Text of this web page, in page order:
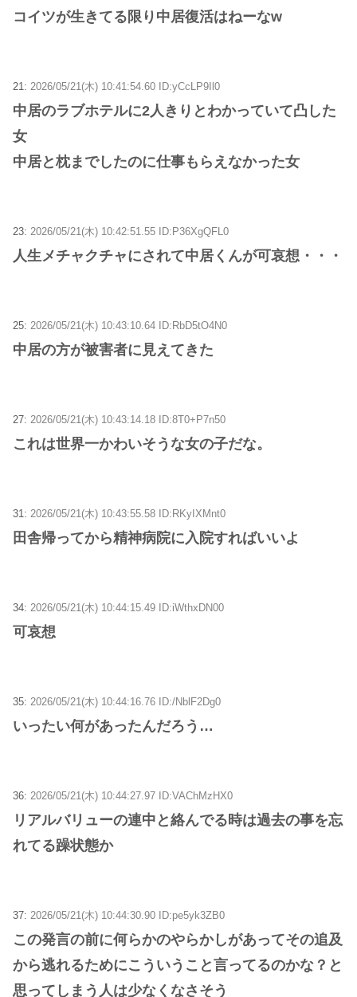
コイツが生きてる限り中居復活はねーなw
21: 2026/05/21(木) 10:41:54.60 ID:yCcLP9Il0
中居のラブホテルに2人きりとわかっていて凸した
女
中居と枕までしたのに仕事もらえなかった女
23: 2026/05/21(木) 10:42:51.55 ID:P36XgQFL0
人生メチャクチャにされて中居くんが可哀想・・・
25: 2026/05/21(木) 10:43:10.64 ID:RbD5tO4N0
中居の方が被害者に見えてきた
27: 2026/05/21(木) 10:43:14.18 ID:8T0+P7n50
これは世界一かわいそうな女の子だな。
31: 2026/05/21(木) 10:43:55.58 ID:RKyIXMnt0
田舎帰ってから精神病院に入院すればいいよ
34: 2026/05/21(木) 10:44:15.49 ID:iWthxDN00
可哀想
35: 2026/05/21(木) 10:44:16.76 ID:/NblF2Dg0
いったい何があったんだろう…
36: 2026/05/21(木) 10:44:27.97 ID:VAChMzHX0
リアルバリューの連中と絡んでる時は過去の事を忘
れてる躁状態か
37: 2026/05/21(木) 10:44:30.90 ID:pe5yk3ZB0
この発言の前に何らかのやらかしがあってその追及
から逃れるためにこういうこと言ってるのかな？と
思ってしまう人は少なくなさそう